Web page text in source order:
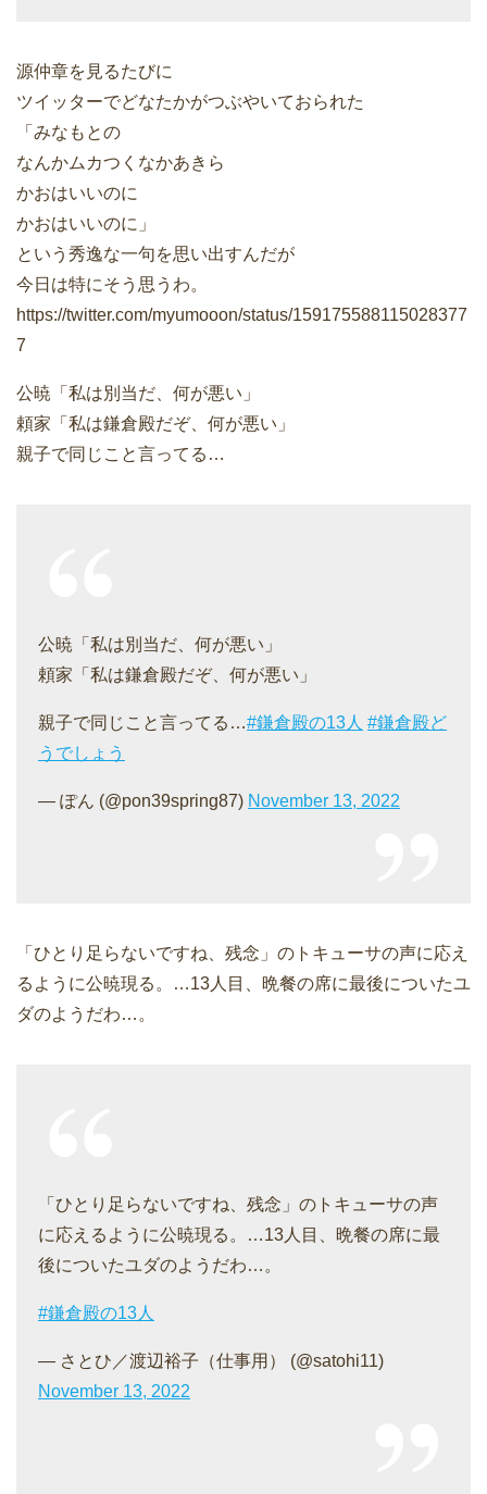
源仲章を見るたびに
ツイッターでどなたかがつぶやいておられた
「みなもとの
なんかムカつくなかあきら
かおはいいのに
かおはいいのに」
という秀逸な一句を思い出すんだが
今日は特にそう思うわ。
https://twitter.com/myumooon/status/159175588115028377
7
公暁「私は別当だ、何が悪い」
頼家「私は鎌倉殿だぞ、何が悪い」
親子で同じこと言ってる…
公暁「私は別当だ、何が悪い」
頼家「私は鎌倉殿だぞ、何が悪い」
親子で同じこと言ってる…#鎌倉殿の13人 #鎌倉殿ど
うでしょう
— ぽん (@pon39spring87) November 13, 2022
「ひとり足らないですね、残念」のトキューサの声に応え
るように公暁現る。…13人目、晩餐の席に最後についたユ
ダのようだわ…。
「ひとり足らないですね、残念」のトキューサの声
に応えるように公暁現る。…13人目、晩餐の席に最
後についたユダのようだわ…。
#鎌倉殿の13人
— さとひ／渡辺裕子（仕事用） (@satohi11)
November 13, 2022